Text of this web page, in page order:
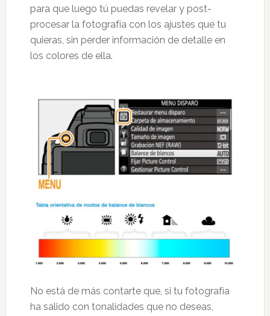
para que luego tú puedas revelar y post-
procesar la fotografía con los ajustes que tu
quieras, sin perder información de detalle en
los colores de ella.
No está de más contarte que, si tu fotografía
ha salido con tonalidades que no deseas,